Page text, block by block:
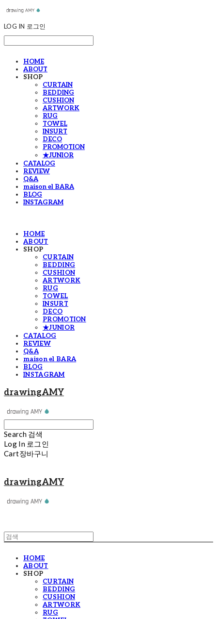
LOG IN 로그인
HOME
ABOUT
SHOP
CURTAIN
BEDDING
CUSHION
ARTWORK
RUG
TOWEL
INSURT
DECO
PROMOTION
★JUNIOR
CATALOG
REVIEW
Q&A
maison el BARA
BLOG
INSTAGRAM
HOME
ABOUT
SHOP
CURTAIN
BEDDING
CUSHION
ARTWORK
RUG
TOWEL
INSURT
DECO
PROMOTION
★JUNIOR
CATALOG
REVIEW
Q&A
maison el BARA
BLOG
INSTAGRAM
drawingAMY
Search 검색
Log In 로그인
Cart장바구니
drawingAMY
HOME
ABOUT
SHOP
CURTAIN
BEDDING
CUSHION
ARTWORK
RUG